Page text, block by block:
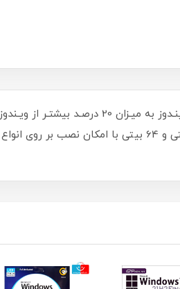
آخرين نسخه ويندوز 7 سرويس پك 1 شامل آخرین آپدیت ها ، نصب پيش فرض اينترنت اکسپلورر 11 ، سريع شـدن بـوت وينـدوز به ميـزان 20 درصـد بيشتـر از ويـندوز
ويـستا دي وي دي Bootable جهت نصب ويندوز از طريق بوت ، بدون محدوديت نصب و محدوديت زماني نگارش های 32 بیتی و 64 بیتی با امکان نصب بر روی انواع